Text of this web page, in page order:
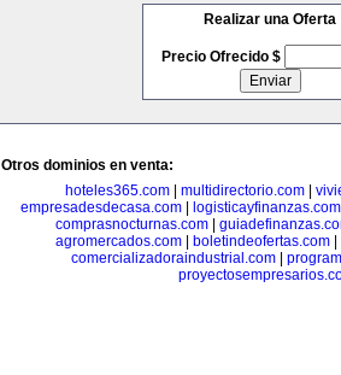
Realizar una Oferta
Precio Ofrecido $
Otros dominios en venta:
hoteles365.com
multidirectorio.com
empresadesdecasa.com
logisticayfinanzas.com
comprasnocturnas.com
agromercados.com
boletindeofertas.com
comercializadoraindustrial.com